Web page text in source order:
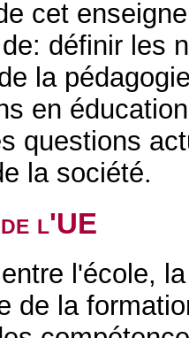
cet
définir les
la
en
questions
la société.
l'UE
l'école,
de la